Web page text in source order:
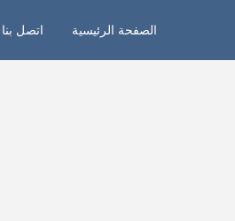
الصفحة الرئيسية اتصل بنا